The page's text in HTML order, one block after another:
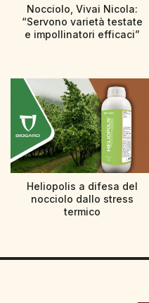
Nocciolo, Vivai Nicola:
“Servono varietà testate
e impollinatori efficaci”
Heliopolis a difesa del
nocciolo dallo stress
termico